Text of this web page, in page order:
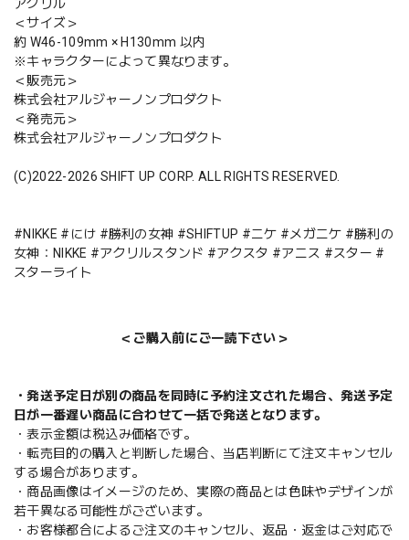
アクリル
＜サイズ＞
約 W46-109mm × H130mm 以内
※キャラクターによって異なります。
＜販売元＞
株式会社アルジャーノンプロダクト
＜発売元＞
株式会社アルジャーノンプロダクト
(C)2022-2026 SHIFT UP CORP. ALL RIGHTS RESERVED.
#NIKKE #にけ #勝利の女神 #SHIFTUP #ニケ #メガニケ #勝利の
女神：NIKKE #アクリルスタンド #アクスタ #アニス #スター #
スターライト
＜ご購入前にご一読下さい＞
・発送予定日が別の商品を同時に予約注文された場合、発送予定
日が一番遅い商品に合わせて一括で発送となります。
・表示金額は税込み価格です。
・転売目的の購入と判断した場合、当店判断にて注文キャンセル
する場合があります。
・商品画像はイメージのため、実際の商品とは色味やデザインが
若干異なる可能性がございます。
・お客様都合によるご注文のキャンセル、返品・返金はご対応で